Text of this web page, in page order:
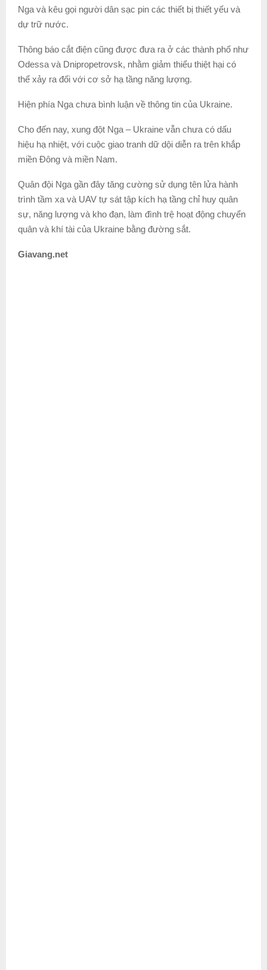
Nga và kêu gọi người dân sạc pin các thiết bị thiết yếu và
dự trữ nước.
Thông báo cắt điện cũng được đưa ra ở các thành phố như
Odessa và Dnipropetrovsk, nhằm giảm thiểu thiệt hại có
thể xảy ra đối với cơ sở hạ tầng năng lượng.
Hiện phía Nga chưa bình luận về thông tin của Ukraine.
Cho đến nay, xung đột Nga – Ukraine vẫn chưa có dấu
hiệu hạ nhiệt, với cuộc giao tranh dữ dội diễn ra trên khắp
miền Đông và miền Nam.
Quân đội Nga gần đây tăng cường sử dụng tên lửa hành
trình tầm xa và UAV tự sát tập kích hạ tầng chỉ huy quân
sự, năng lượng và kho đạn, làm đình trệ hoạt động chuyển
quân và khí tài của Ukraine bằng đường sắt.
Giavang.net